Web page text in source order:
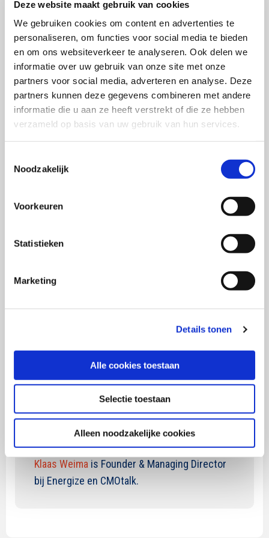
Deze website maakt gebruik van cookies
We gebruiken cookies om content en advertenties te
personaliseren, om functies voor social media te bieden
en om ons websiteverkeer te analyseren. Ook delen we
informatie over uw gebruik van onze site met onze
partners voor social media, adverteren en analyse. Deze
partners kunnen deze gegevens combineren met andere
informatie die u aan ze heeft verstrekt of die ze hebben
verzameld op basis van uw gebruik van hun services.
Noodzakelijk
Voorkeuren
Statistieken
Marketing
Details tonen
Alle cookies toestaan
Selectie toestaan
Alleen noodzakelijke cookies
vanuit huis, naar Cambridge en aansluitend met je
Koreaanse, Amerikaanse en Duitse studenten in je
virtuele workroom aan je paper werkt. Of de Formule 1
volgt, niet vanaf de tribune of Viaplay thuis, maar in VR,
vanuit elk mogelijk gezichtspunt van je favoriete
coureur tijdens de race. Of bij een klassiek orkest niet
naar het orkest kijkt, maar je tussen, naast of boven de
orkestleden op het podium begeeft en onderdeel
wordt van de symfonie.
Marketing is een katalysator van innovatie. Toch merk
over de metaverse en deze
afserveren.
onpraktisch.” Als ik dan vraag of ze zelf de moeite
hebben genomen om erin te duiken en het te ervaren,
hoor ik wat gemompel. Ja, de technologie en de brillen
zijn zeker nog niet uitontwikkeld, maar het gaat enorm
marketingkansen ziet die je kunt oppakken. Ik wens je
veel magische verwondering.
OVER DE AUTEUR
Klaas Weima is Founder & Managing Director
bij Energize en CMOtalk.